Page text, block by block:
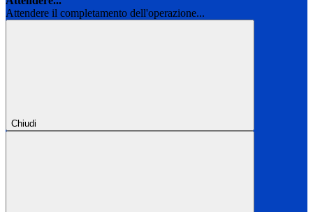
Attendere il completamento dell'operazione...
Chiudi